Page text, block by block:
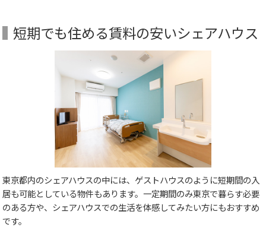
短期でも住める賃料の安いシェアハウス
東京都内のシェアハウスの中には、ゲストハウスのように短期間の入
居も可能としている物件もあります。一定期間のみ東京で暮らす必要
のある方や、シェアハウスでの生活を体感してみたい方にもおすすめ
です。